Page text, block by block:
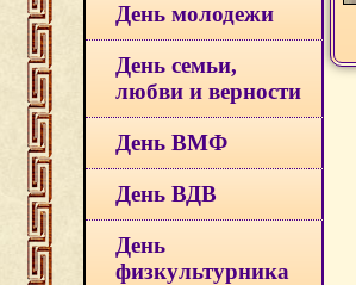
День молодежи
День семьи,
любви и верности
День ВМФ
День ВДВ
День
физкультурника